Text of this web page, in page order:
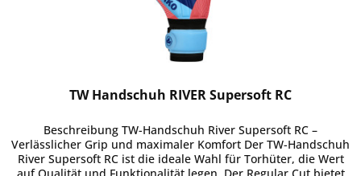
TW Handschuh RIVER Supersoft RC
Beschreibung TW-Handschuh River Supersoft RC –
Verlässlicher Grip und maximaler Komfort Der TW-Handschuh
River Supersoft RC ist die ideale Wahl für Torhüter, die Wert